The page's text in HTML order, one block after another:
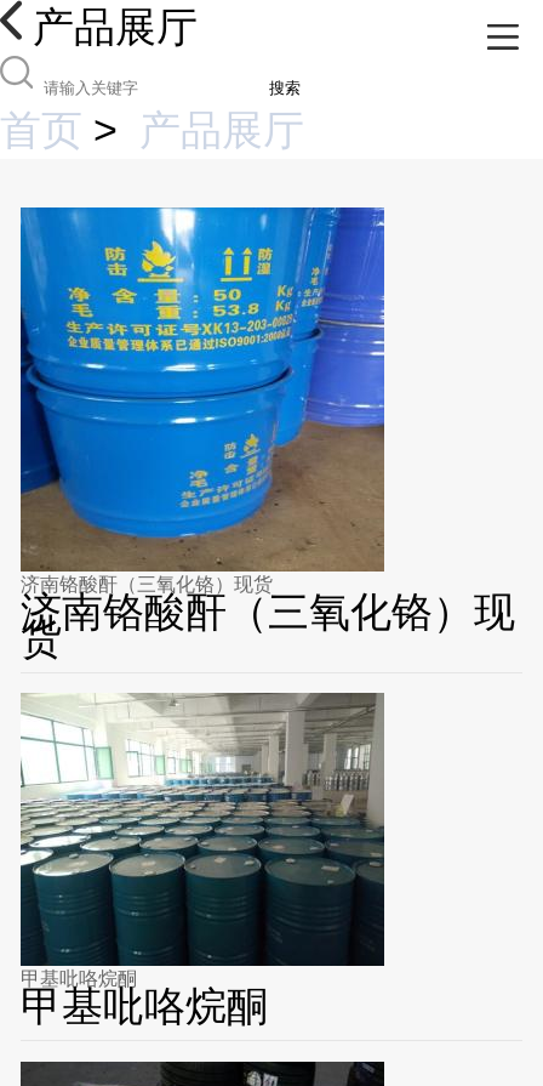
产品展厅
搜索
首页 > 产品展厅
济南铬酸酐（三氧化铬）现货
济南铬酸酐（三氧化铬）现
货
甲基吡咯烷酮
甲基吡咯烷酮